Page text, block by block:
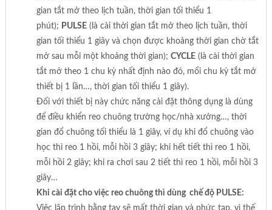
gian tắt mở theo lịch tuần, thời gian tối thiểu 1
phút); PULSE(là cài thời gian tắt mở theo lịch tuần, thời
gian tối thiểu 1 giây và chọn được khoảng thời gian chờ tắt
mở sau mỗi một khoảng thời gian); CYCLE(là cài thời gian
tắt mở theo 1 chu kỳ nhất định nào đó, mổi chu kỳ tắt mở
thiết bị 1 lần…, thời gian tối thiểu 1 giây).
Đối với thiết bị này chức năng cài đặt thông dụng là dùng
để điều khiển reo chuông trường học/nhà xưởng…, thời
gian đổ chuông tối thiểu là 1 giây, ví dụ khi đổ chuông vào
học thì reo 1 hồi, mỗi hồi 3 giây; khi hết tiết thì reo 1 hồi,
mỗi hồi 2 giây; khi ra chơi sau 2 tiết thì reo 1 hồi, mỗi hồi 3
giây…
Khi cài đặt cho việc reo chuông thì dùng chế độ PULSE:
Việc lập trình bằng tay sẽ mất thời gian và phức tạp, vì thế